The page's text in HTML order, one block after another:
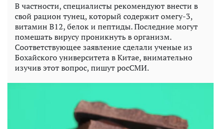
В частности, специалисты рекомендуют внести в
свой рацион тунец, который содержит омегу-3,
витамин В12, белок и пептиды. Последние могут
помешать вирусу проникнуть в организм.
Соответствующее заявление сделали ученые из
Бохайского университета в Китае, внимательно
изучив этот вопрос, пишут росСМИ.